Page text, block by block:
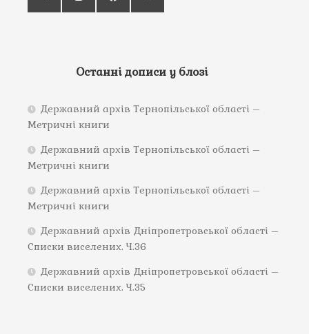
Останні дописи у блозі
Державний архів Тернопільської області –
Метричні книги
Державний архів Тернопільської області –
Метричні книги
Державний архів Тернопільської області –
Метричні книги
Державний архів Дніпропетровської області –
Списки виселених. Ч.36
Державний архів Дніпропетровської області –
Списки виселених. Ч.35